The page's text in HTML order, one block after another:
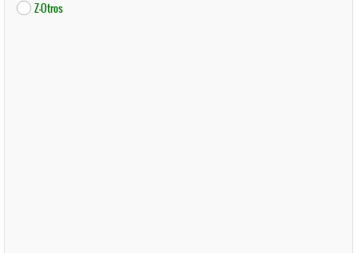
Z-Otros